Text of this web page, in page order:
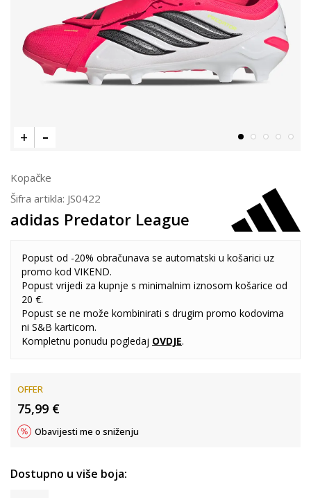
Kopačke
Šifra artikla: JS0422
adidas Predator League
Popust od -20% obračunava se automatski u košarici uz
promo kod VIKEND.
Popust vrijedi za kupnje s minimalnim iznosom košarice od
20 €.
Popust se ne može kombinirati s drugim promo kodovima
ni S&B karticom.
Kompletnu ponudu pogledaj OVDJE.
OFFER
75,99 €
Obavijesti me o sniženju
Dostupno u više boja: